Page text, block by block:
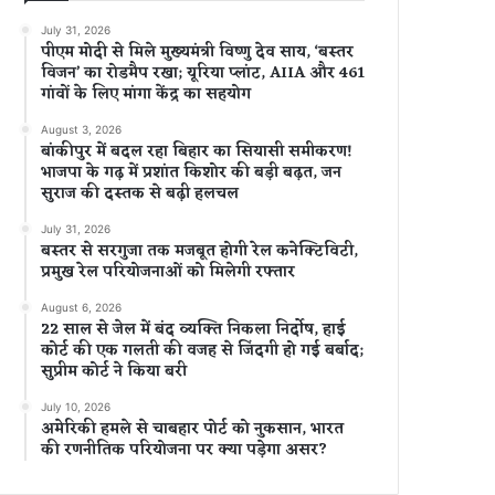
July 31, 2026
पीएम मोदी से मिले मुख्यमंत्री विष्णु देव साय, ‘बस्तर
विजन’ का रोडमैप रखा; यूरिया प्लांट, AIIA और 461
गांवों के लिए मांगा केंद्र का सहयोग
August 3, 2026
बांकीपुर में बदल रहा बिहार का सियासी समीकरण!
भाजपा के गढ़ में प्रशांत किशोर की बड़ी बढ़त, जन
सुराज की दस्तक से बढ़ी हलचल
July 31, 2026
बस्तर से सरगुजा तक मजबूत होगी रेल कनेक्टिविटी,
प्रमुख रेल परियोजनाओं को मिलेगी रफ्तार
August 6, 2026
22 साल से जेल में बंद व्यक्ति निकला निर्दोष, हाई
कोर्ट की एक गलती की वजह से जिंदगी हो गई बर्बाद;
सुप्रीम कोर्ट ने किया बरी
July 10, 2026
अमेरिकी हमले से चाबहार पोर्ट को नुकसान, भारत
की रणनीतिक परियोजना पर क्या पड़ेगा असर?